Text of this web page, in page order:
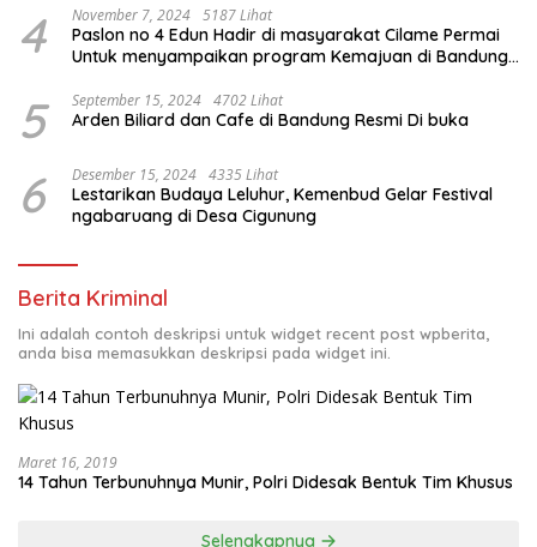
4 November 7, 2024 5187 Lihat
Paslon no 4 Edun Hadir di masyarakat Cilame Permai
Untuk menyampaikan program Kemajuan di Bandung
5 September 15, 2024 4702 Lihat
Arden Biliard dan Cafe di Bandung Resmi Di buka
6 Desember 15, 2024 4335 Lihat
Lestarikan Budaya Leluhur, Kemenbud Gelar Festival
ngabaruang di Desa Cigunung
Berita Kriminal
Ini adalah contoh deskripsi untuk widget recent post wpberita,
anda bisa memasukkan deskripsi pada widget ini.
Maret 16, 2019
14 Tahun Terbunuhnya Munir, Polri Didesak Bentuk Tim Khusus
Selengkapnya